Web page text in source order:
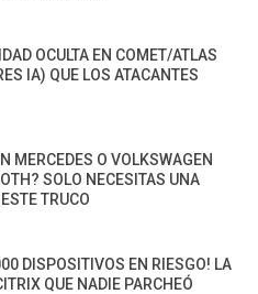
OCULTA EN COMET/ATLAS
IA) QUE LOS ATACANTES
MERCEDES O VOLKSWAGEN
SOLO NECESITAS UNA
TRUCO
DISPOSITIVOS EN RIESGO! LA
QUE NADIE PARCHEÓ